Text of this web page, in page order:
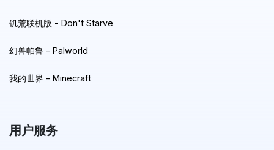
饥荒联机版 - Don't Starve
幻兽帕鲁 - Palworld
我的世界 - Minecraft
用户服务